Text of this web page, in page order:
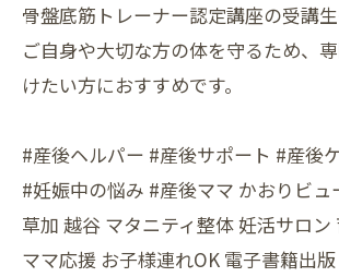
骨盤底筋トレーナー認定講座の受講生
ご自身や大切な方の体を守るため、
けたい方におすすめです。
#産後ヘルパー #産後サポート #産後
#妊娠中の悩み #産後ママ かおりビュ
草加 越谷 マタニティ整体 妊活サロン
ママ応援 お子様連れOK 電子書籍出